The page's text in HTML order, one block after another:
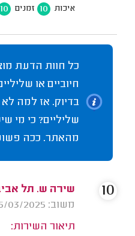
איכות 10 זמנים 10
כל חוות הדעת
חיוביים או
בדיוק. אז למה לא
שליליים? כי מי
מהאתר. ככה
שירה ש. תל
משוב: 05/03/2025
תיאור השירות:
10